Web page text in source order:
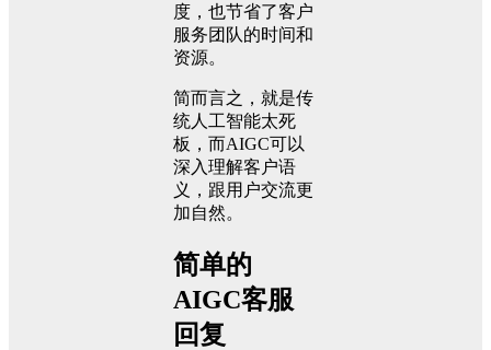
度，也节省了客户
服务团队的时间和
资源。
简而言之，就是传
统人工智能太死
板，而AIGC可以
深入理解客户语
义，跟用户交流更
加自然。
简单的
AIGC客服
回复